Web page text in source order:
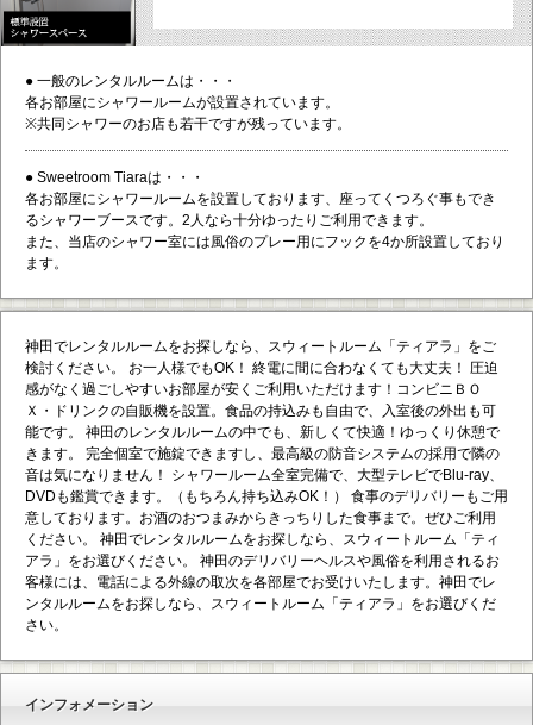
● 一般のレンタルルームは・・・
各お部屋にシャワールームが設置されています。
※共同シャワーのお店も若干ですが残っています。
● Sweetroom Tiaraは・・・
各お部屋にシャワールームを設置しております、座ってくつろぐ事もでき
るシャワーブースです。2人なら十分ゆったりご利用できます。
また、当店のシャワー室には風俗のプレー用にフックを4か所設置しており
ます。
神田でレンタルルームをお探しなら、スウィートルーム「ティアラ」をご
検討ください。 お一人様でもOK！ 終電に間に合わなくても大丈夫！ 圧迫
感がなく過ごしやすいお部屋が安くご利用いただけます！コンビニＢＯ
Ｘ・ドリンクの自販機を設置。食品の持込みも自由で、入室後の外出も可
能です。 神田のレンタルルームの中でも、新しくて快適！ゆっくり休憩で
きます。 完全個室で施錠できますし、最高級の防音システムの採用で隣の
音は気になりません！ シャワールーム全室完備で、大型テレビでBlu-ray、
DVDも鑑賞できます。（もちろん持ち込みOK！） 食事のデリバリーもご用
意しております。お酒のおつまみからきっちりした食事まで。ぜひご利用
ください。 神田でレンタルルームをお探しなら、スウィートルーム「ティ
アラ」をお選びください。 神田のデリバリーヘルスや風俗を利用されるお
客様には、電話による外線の取次を各部屋でお受けいたします。神田でレ
ンタルルームをお探しなら、スウィートルーム「ティアラ」をお選びくだ
さい。
インフォメーション